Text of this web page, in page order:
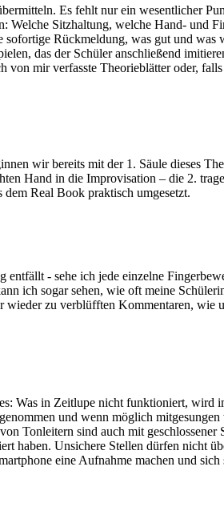
Es fehlt nur ein wesentlicher
Sitzhaltung, welche Hand- und
Rückmeldung, was gut und was
das der Schüler anschließend
von mir verfasste Theorieblätter oder,
wir bereits mit der 1. Säule dieses
Hand in die Improvisation – die 2.
Real Book praktisch umgesetzt.
- sehe ich jede einzelne
ich sogar sehen, wie oft meine
wieder zu verblüfften Kommentaren, wie
Was in Zeitlupe nicht funktioniert, wird
und wenn möglich mitgesungen
Tonleitern sind auch mit
haben. Unsichere Stellen dürfen nicht
eine Aufnahme machen und sich